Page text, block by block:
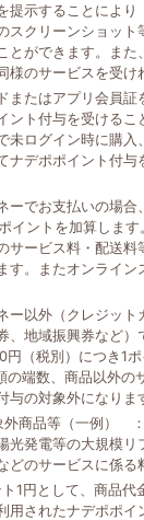
提示することにより
スクリーンショット
とができます。また
様のサービスを受け
またはアプリ会員証
ント付与を受けるこ
未ログイン時に購入
ナデポポイント付与
ーでお支払いの場合
イントを加算しま
サービス料・配送料
す。またオンライン
ー以外（クレジット
、地域振興券など）
（税別）につき1
端数、商品以外の
の対象外になりま
外商品等（一例）
光発電等の大規模リ
どのサービスに係る
1円として、商品代
用されたナデポポイ